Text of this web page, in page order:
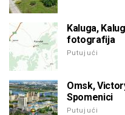
Kaluga,
fotografija
Putujući
Omsk,
Spomenici
Putujući